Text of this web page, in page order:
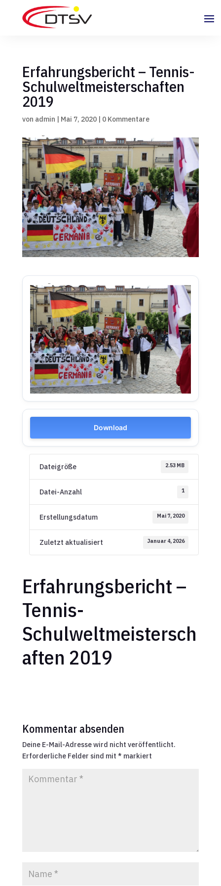
Erfahrungsbericht – Tennis-
Schulweltmeisterschaften
2019
von admin | Mai 7, 2020| 0 Kommentare
Download
Dateigröße 2.53 MB
Datei-Anzahl 1
Erstellungsdatum Mai 7, 2020
Zuletzt aktualisiert Januar 4, 2026
Erfahrungsbericht –
Tennis-
Schulweltmeistersch
aften 2019
Kommentar absenden
Deine E-Mail-Adresse wird nicht veröffentlicht.
Erforderliche Felder sind mit * markiert